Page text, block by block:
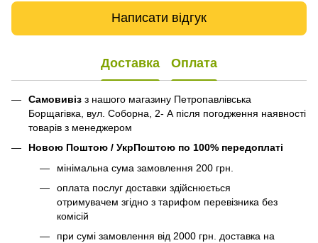
Написати відгук
Доставка Оплата
Самовивіз з нашого магазину Петропавлівська
Борщагівка, вул. Соборна, 2- А після погодження наявності
товарів з менеджером
Новою Поштою / УкрПоштою по 100% передоплаті
мінімальна сума замовлення 200 грн.
оплата послуг доставки здійснюється
отримувачем згідно з тарифом перевізника без
комісій
при сумі замовлення від 2000 грн. доставка на